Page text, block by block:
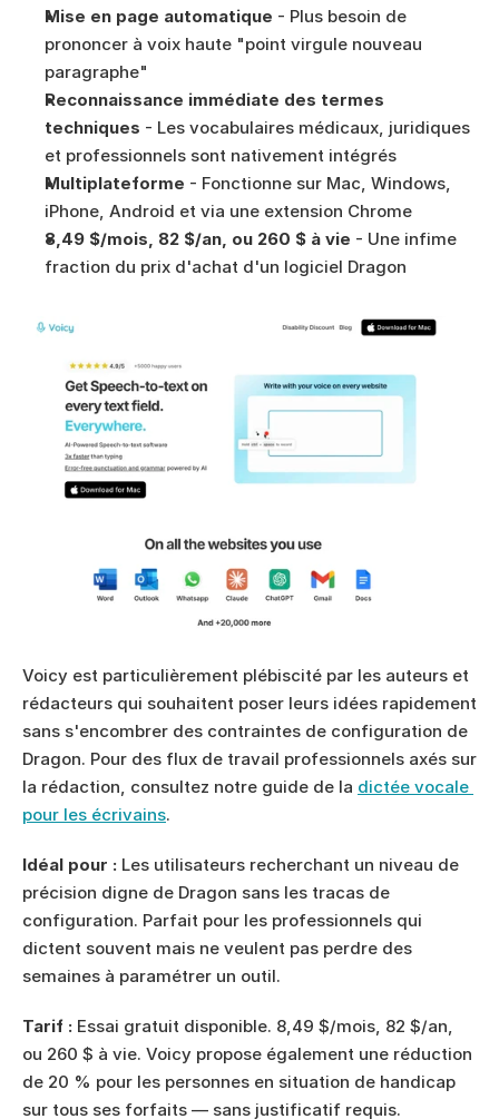
Mise en page automatique - Plus besoin de
prononcer à voix haute "point virgule nouveau
paragraphe"
Reconnaissance immédiate des termes
techniques - Les vocabulaires médicaux, juridiques
et professionnels sont nativement intégrés
Multiplateforme - Fonctionne sur Mac, Windows,
iPhone, Android et via une extension Chrome
8,49 $/mois, 82 $/an, ou 260 $ à vie - Une infime
fraction du prix d'achat d'un logiciel Dragon
Voicy est particulièrement plébiscité par les auteurs et
rédacteurs qui souhaitent poser leurs idées rapidement
sans s'encombrer des contraintes de configuration de
Dragon. Pour des flux de travail professionnels axés sur
la rédaction, consultez notre guide de la dictée vocale
pour les écrivains.
Idéal pour : Les utilisateurs recherchant un niveau de
précision digne de Dragon sans les tracas de
configuration. Parfait pour les professionnels qui
dictent souvent mais ne veulent pas perdre des
semaines à paramétrer un outil.
Tarif : Essai gratuit disponible. 8,49 $/mois, 82 $/an,
ou 260 $ à vie. Voicy propose également une réduction
de 20 % pour les personnes en situation de handicap
sur tous ses forfaits — sans justificatif requis.